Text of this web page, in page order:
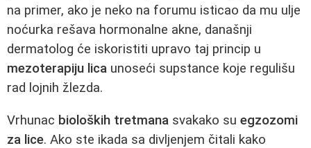
na primer, ako je neko na forumu isticao da mu ulje
noćurka rešava hormonalne akne, današnji
dermatolog će iskoristiti upravo taj princip u
mezoterapiju lica unoseći supstance koje regulišu
rad lojnih žlezda.
Vrhunac bioloških tretmana svakako su egzozomi
za lice. Ako ste ikada sa divljenjem čitali kako